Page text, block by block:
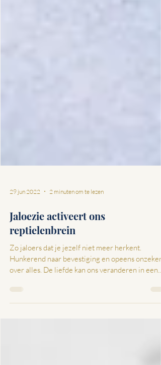
29 jun 2022 2 minuten om te lezen
Jaloezie activeert ons
reptielenbrein
Zo jaloers dat je jezelf niet meer herkent.
over alles. De liefde kan ons veranderen in een...